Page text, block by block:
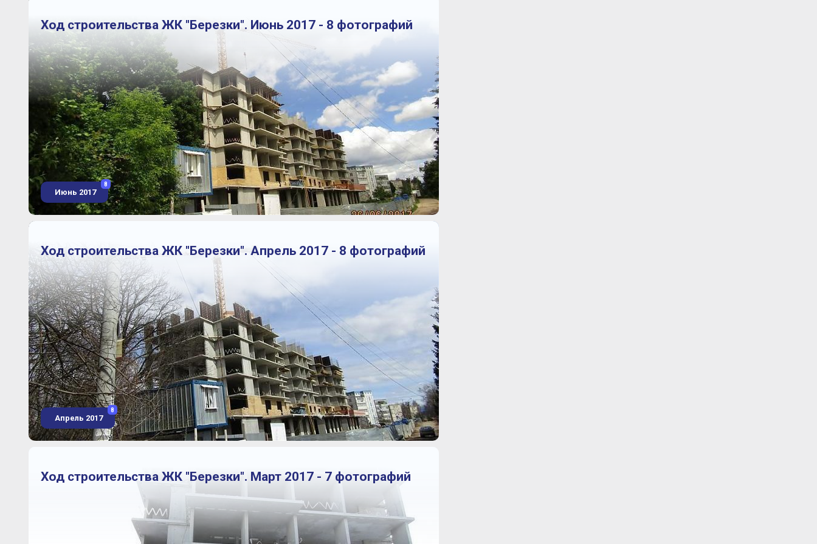
Ход строительства ЖК "Березки". Июнь 2017 - 8 фотографий
Июнь 2017
8
Ход строительства ЖК "Березки". Апрель 2017 - 8 фотографий
Апрель 2017
8
Ход строительства ЖК "Березки". Март 2017 - 7 фотографий